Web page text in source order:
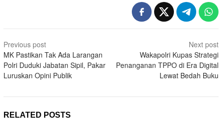
Post
navigation
Previous post
MK Pastikan Tak Ada Larangan
Polri Duduki Jabatan Sipil, Pakar
Luruskan Opini Publik
Next post
Wakapolri Kupas Strategi
Penanganan TPPO di Era Digital
Lewat Bedah Buku
RELATED POSTS